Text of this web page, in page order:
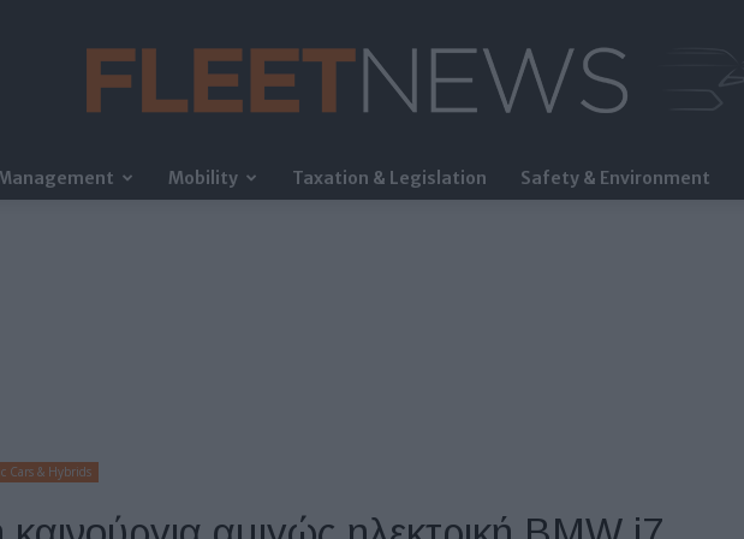
FleetNews
Mobility Taxation & Legislation Safety & Environment
Cars & Hybrids